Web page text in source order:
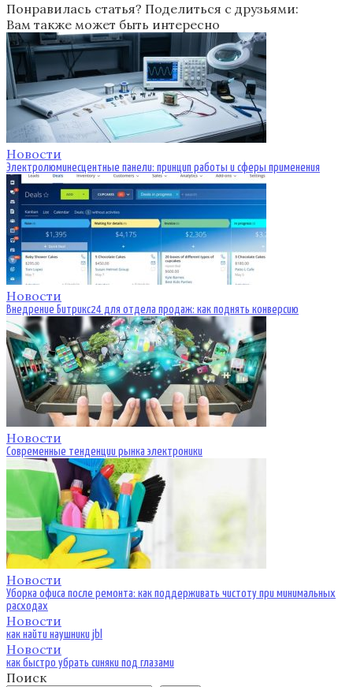
Понравилась статья? Поделиться с друзьями:
Вам также может быть интересно
Новости
Электролюминесцентные панели: принцип работы и сферы применения
Новости
Внедрение Битрикс24 для отдела продаж: как поднять конверсию
Новости
Современные тенденции рынка электроники
Новости
Уборка офиса после ремонта: как поддерживать чистоту при минимальных
расходах
Новости
как найти наушники jbl
Новости
как быстро убрать синяки под глазами
Поиск